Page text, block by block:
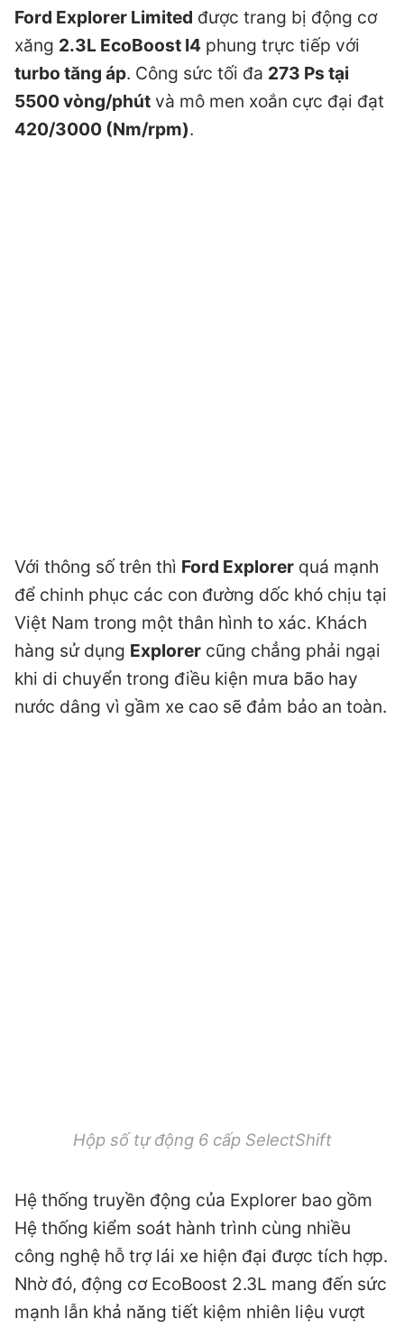
Ford Explorer Limited được trang bị động cơ
xăng 2.3L EcoBoost I4 phung trực tiếp với
turbo tăng áp. Công sức tối đa 273 Ps tại
5500 vòng/phút và mô men xoắn cực đại đạt
420/3000 (Nm/rpm).
Với thông số trên thì Ford Explorer quá mạnh
để chinh phục các con đường dốc khó chịu tại
Việt Nam trong một thân hình to xác. Khách
hàng sử dụng Explorer cũng chẳng phải ngại
khi di chuyển trong điều kiện mưa bão hay
nước dâng vì gầm xe cao sẽ đảm bảo an toàn.
Hộp số tự động 6 cấp SelectShift
Hệ thống truyền động của Explorer bao gồm
Hệ thống kiểm soát hành trình cùng nhiều
công nghệ hỗ trợ lái xe hiện đại được tích hợp.
Nhờ đó, động cơ EcoBoost 2.3L mang đến sức
mạnh lẫn khả năng tiết kiệm nhiên liệu vượt